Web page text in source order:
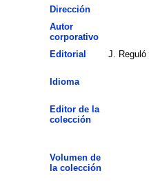
Dirección
Autor
corporativo
Editorial
J. Reguló
Idioma
Editor de la
colección
Volumen de
la colección